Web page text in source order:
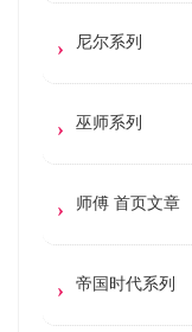
尼尔系列
巫师系列
师傅 首页文章
帝国时代系列